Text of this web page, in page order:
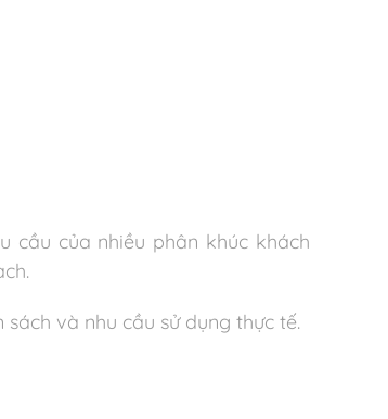
của nhiều phân khúc khách
và nhu cầu sử dụng thực tế.